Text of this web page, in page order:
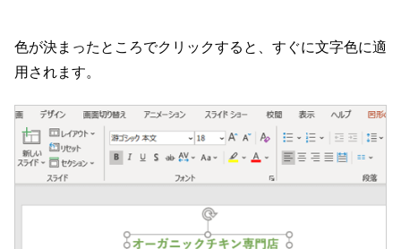
色が決まったところでクリックすると、すぐに文字色に適
用されます。